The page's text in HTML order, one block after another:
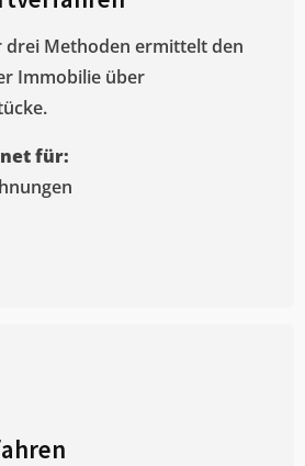
drei Methoden ermittelt den
Immobilie über
für: